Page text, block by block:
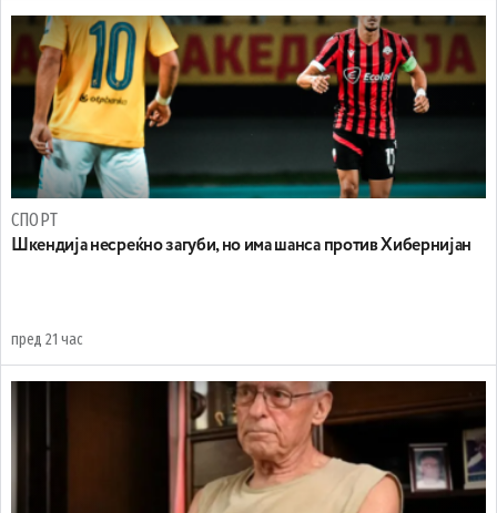
СПОРТ
Шкендија несреќно загуби, но има шанса против Хибернијан
пред 21 час